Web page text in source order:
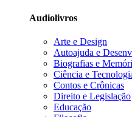
Audiolivros
Arte e Design
Autoajuda e
Biografias e
Ciência e
Contos e Crônicas
Direito e Legislação
Educação